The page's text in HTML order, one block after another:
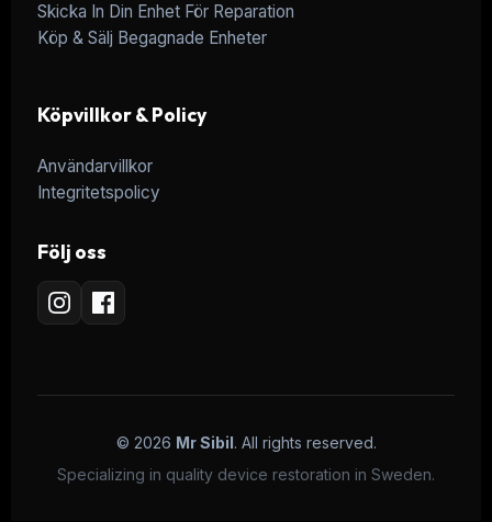
Skicka In Din Enhet För Reparation
Köp & Sälj Begagnade Enheter
Köpvillkor & Policy
Användarvillkor
Integritetspolicy
Följ oss
© 2026 Mr Sibil . All rights reserved.
Specializing in quality device restoration in Sweden.